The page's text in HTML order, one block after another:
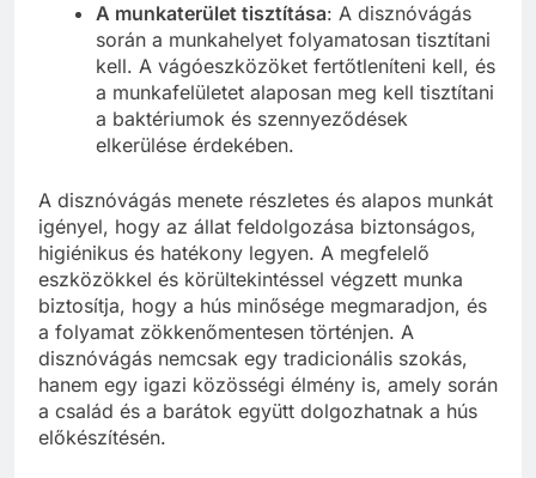
A munkaterület tisztítása: A disznóvágás
során a munkahelyet folyamatosan tisztítani
kell. A vágóeszközöket fertőtleníteni kell, és
a munkafelületet alaposan meg kell tisztítani
a baktériumok és szennyeződések
elkerülése érdekében.
A disznóvágás menete részletes és alapos munkát
igényel, hogy az állat feldolgozása biztonságos,
higiénikus és hatékony legyen. A megfelelő
eszközökkel és körültekintéssel végzett munka
biztosítja, hogy a hús minősége megmaradjon, és
a folyamat zökkenőmentesen történjen. A
disznóvágás nemcsak egy tradicionális szokás,
hanem egy igazi közösségi élmény is, amely során
a család és a barátok együtt dolgozhatnak a hús
előkészítésén.